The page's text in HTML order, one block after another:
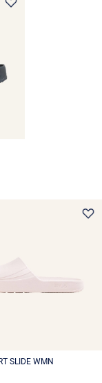
SLIDE WMN